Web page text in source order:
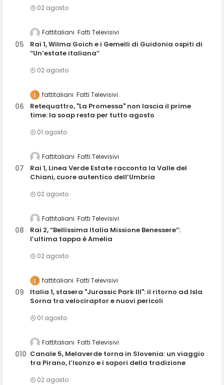
02 agosto
Fattitaliani Fatti Televisivi
Rai 1, Wilma Goich e i Gemelli di Guidonia ospiti di
“Un’estate italiana”
02 agosto
fattitaliani Fatti Televisivi
Retequattro, "La Promessa" non lascia il prime
time: la soap resta per tutto agosto
01 agosto
Fattitaliani Fatti Televisivi
Rai 1, Linea Verde Estate racconta la Valle del
Chiani, cuore autentico dell’Umbria
02 agosto
Fattitaliani Fatti Televisivi
Rai 2, “Bellissima Italia Missione Benessere”:
l’ultima tappa è Amelia
02 agosto
fattitaliani Fatti Televisivi
Italia 1, stasera "Jurassic Park III": il ritorno ad Isla
Sorna tra velociraptor e nuovi pericoli
01 agosto
Fattitaliani Fatti Televisivi
Canale 5, Melaverde torna in Slovenia: un viaggio
tra Pirano, l’Isonzo e i sapori della tradizione
02 agosto